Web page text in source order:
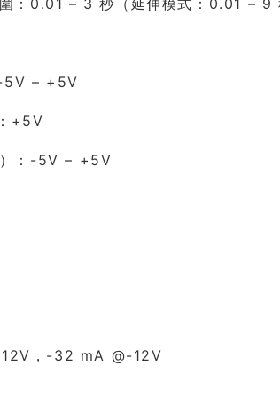
：0.01 – 3 秒（延伸模式：0.01 – 9
-5V – +5V
+5V
）：-5V – +5V
，-32 mA @-12V